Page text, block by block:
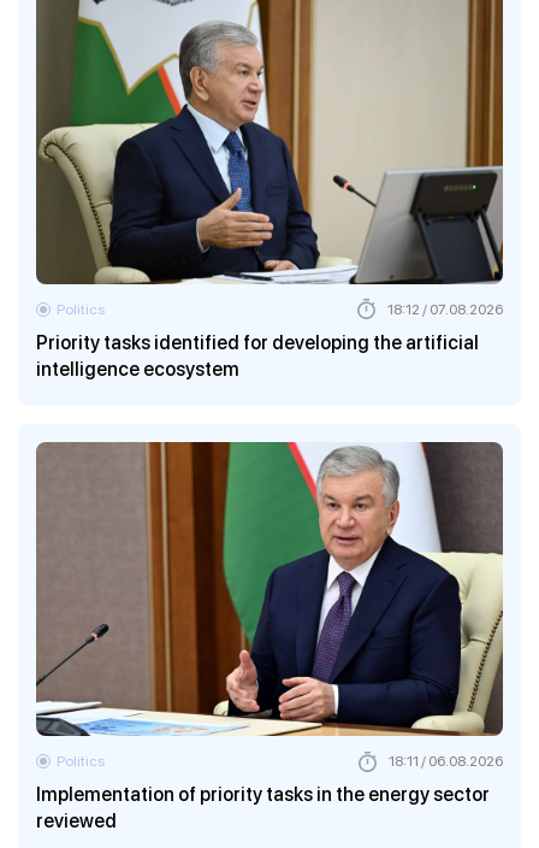
Priority tasks identified for developing the artificial
intelligence ecosystem
Politics 18:12 / 07.08.2026
Implementation of priority tasks in the energy sector
reviewed
Politics 18:11 / 06.08.2026